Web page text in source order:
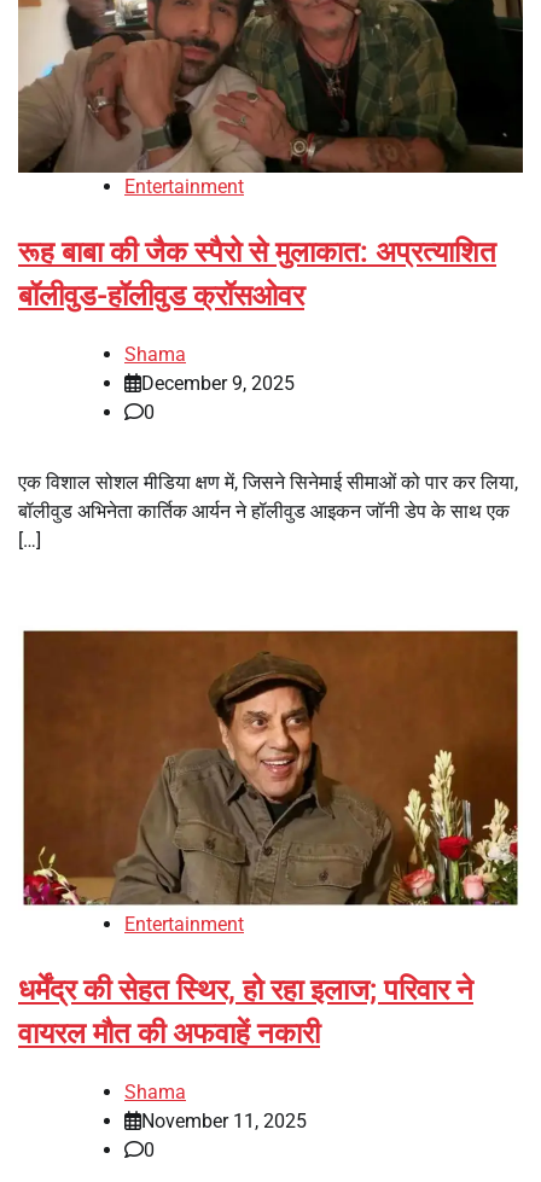
Entertainment
रूह बाबा की जैक स्पैरो से मुलाकात: अप्रत्याशित
बॉलीवुड-हॉलीवुड क्रॉसओवर
Shama
December 9, 2025
0
एक विशाल सोशल मीडिया क्षण में, जिसने सिनेमाई सीमाओं को पार कर लिया,
बॉलीवुड अभिनेता कार्तिक आर्यन ने हॉलीवुड आइकन जॉनी डेप के साथ एक
[…]
Entertainment
धर्मेंद्र की सेहत स्थिर, हो रहा इलाज; परिवार ने
वायरल मौत की अफवाहें नकारी
Shama
November 11, 2025
0